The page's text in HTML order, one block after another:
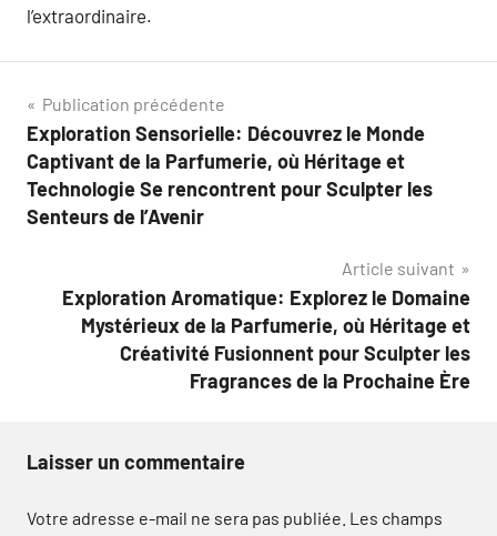
l’extraordinaire.
Navigation
de
l’article
Publication précédente
Exploration Sensorielle: Découvrez le Monde
Captivant de la Parfumerie, où Héritage et
Technologie Se rencontrent pour Sculpter les
Senteurs de l’Avenir
Article suivant
Exploration Aromatique: Explorez le Domaine
Mystérieux de la Parfumerie, où Héritage et
Créativité Fusionnent pour Sculpter les
Fragrances de la Prochaine Ère
Laisser un commentaire
Votre adresse e-mail ne sera pas publiée. Les champs